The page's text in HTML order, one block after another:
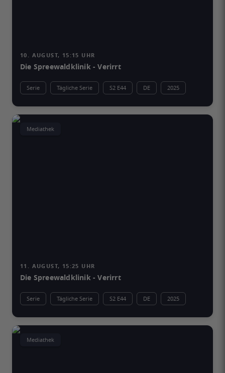
10. AUGUST, 15:15 UHR
Die Spreewaldklinik - Verirrt
Serie Tägliche Serie S2 E44 DE 2025
Mediathek
11. AUGUST, 15:25 UHR
Die Spreewaldklinik - Verirrt
Serie Tägliche Serie S2 E44 DE 2025
Mediathek